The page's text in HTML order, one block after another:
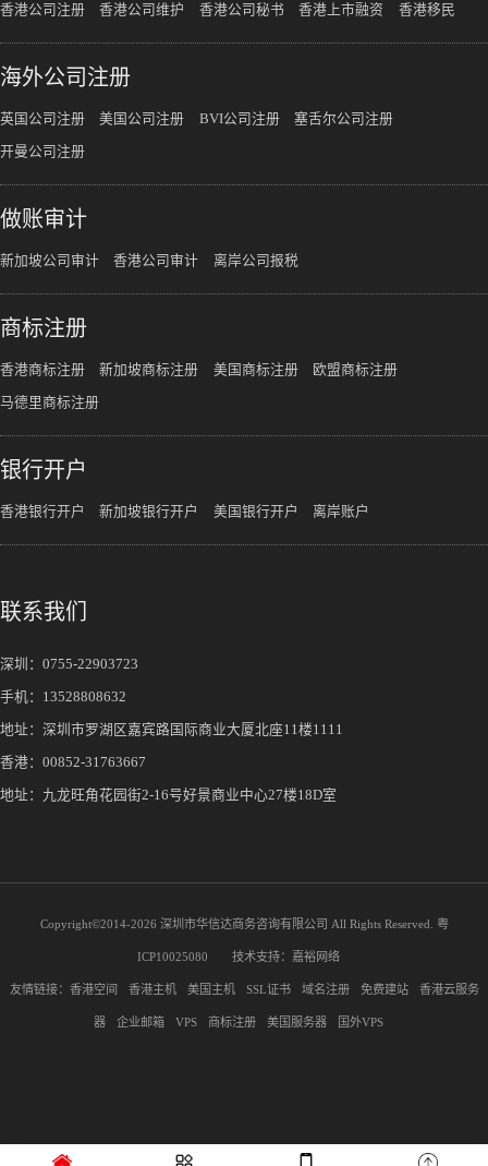
香港公司注册 香港公司维护 香港公司秘书 香港上市融资 香港移民
海外公司注册
英国公司注册 美国公司注册 BVI公司注册 塞舌尔公司注册
开曼公司注册
做账审计
新加坡公司审计 香港公司审计 离岸公司报税
商标注册
香港商标注册 新加坡商标注册 美国商标注册 欧盟商标注册
马德里商标注册
银行开户
香港银行开户 新加坡银行开户 美国银行开户 离岸账户
联系我们
深圳： 0755-22903723
手机： 13528808632
地址：深圳市罗湖区嘉宾路国际商业大厦北座11楼1111
香港：00852-31763667
地址：九龙旺角花园街2-16号好景商业中心27楼18D室
Copyright©2014-2026 深圳市华信达商务咨询有限公司 All Rights Reserved. 粤
ICP10025080 技术支持： 嘉裕网络
友情链接： 香港空间 香港主机 美国主机 SSL证书 域名注册 免费建站 香港云服务
器 企业邮箱 VPS 商标注册 美国服务器 国外VPS